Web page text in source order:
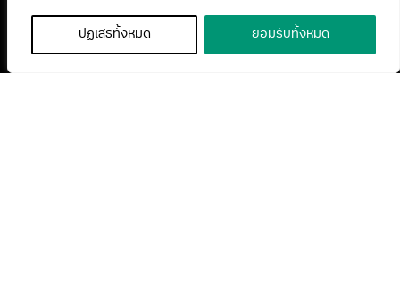
ปฏิเสธทั้งหมด ยอมรับทั้งหมด